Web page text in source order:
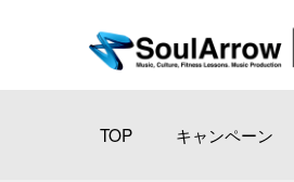
TOP キャンペーン